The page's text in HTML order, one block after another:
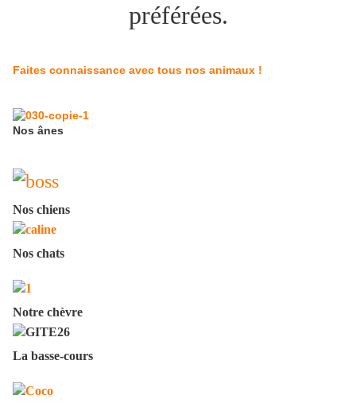
préférées.
Faites connaissance avec tous nos animaux !
Nos ânes
Nos chiens
Nos chats
Notre chèvre
La basse-cours